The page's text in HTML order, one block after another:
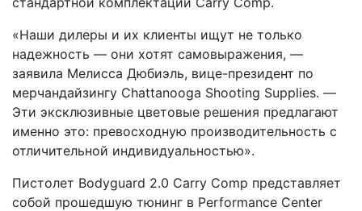
«Наши дилеры и их клиенты ищут не только
надежность — они хотят самовыражения, —
заявила Мелисса Дюбиэль, вице-президент по
мерчандайзингу Chattanooga Shooting Supplies. —
Эти эксклюзивные цветовые решения предлагают
именно это: превосходную производительность с
отличительной индивидуальностью».
Пистолет Bodyguard 2.0 Carry Comp представляет
собой прошедшую тюнинг в Performance Center